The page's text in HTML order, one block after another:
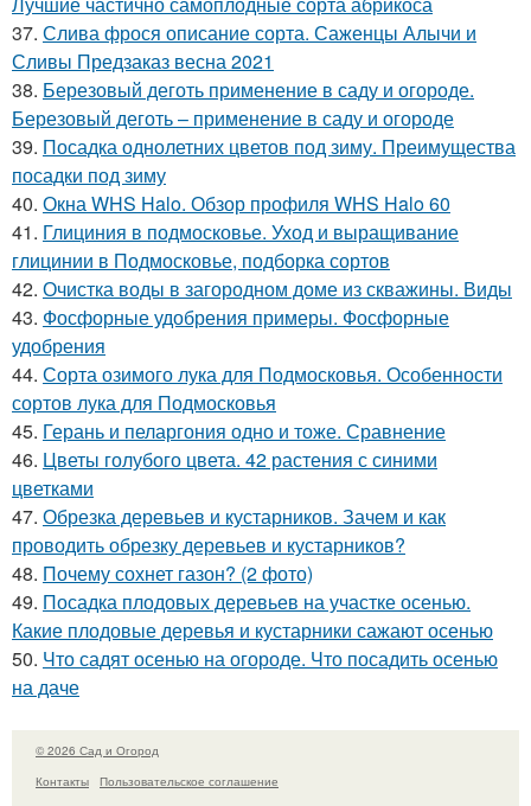
37. Слива фрося описание сорта. Саженцы Алычи и
Сливы Предзаказ весна 2021
38. Березовый деготь применение в саду и огороде.
Березовый деготь – применение в саду и огороде
39. Посадка однолетних цветов под зиму. Преимущества
посадки под зиму
40. Окна WHS Halo. Обзор профиля WHS Halo 60
41. Глициния в подмосковье. Уход и выращивание
глицинии в Подмосковье, подборка сортов
42. Очистка воды в загородном доме из скважины. Виды
43. Фосфорные удобрения примеры. Фосфорные
удобрения
44. Сорта озимого лука для Подмосковья. Особенности
сортов лука для Подмосковья
45. Герань и пеларгония одно и тоже. Сравнение
46. Цветы голубого цвета. 42 растения с синими
цветками
47. Обрезка деревьев и кустарников. Зачем и как
проводить обрезку деревьев и кустарников?
48. Почему сохнет газон? (2 фото)
49. Посадка плодовых деревьев на участке осенью.
Какие плодовые деревья и кустарники сажают осенью
50. Что садят осенью на огороде. Что посадить осенью
на даче
© 2026 Сад и Огород
Контакты
Пользовательское соглашение